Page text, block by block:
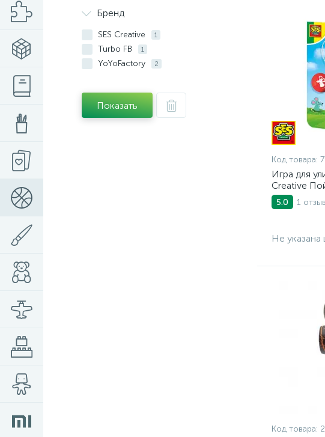
Бренд
SES Creative 1
Turbo FB 1
YoYoFactory 2
Показать
Код товара:
Игра для
Creative
5.0 1 отзыв
Не указана
Код товара: